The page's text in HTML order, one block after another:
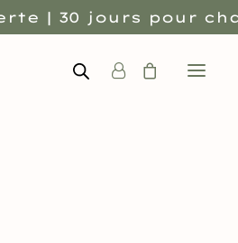
| 30 jours pour
de stock